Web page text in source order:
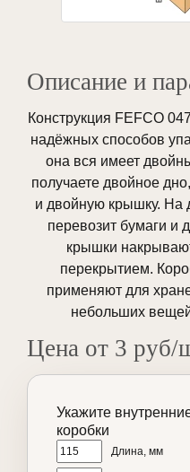
Описание и
Конструкция FEFCO
надёжных способов
она вся имеет
получаете двойное
и двойную крышку. На
перевозит бумаги и
крышки
перекрытием.
применяют для
небольших
Цена от 3 руб/
Укажите
коробки
Длина, мм